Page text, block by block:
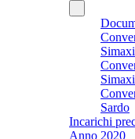
Sardo
Incarichi
Anno 2020